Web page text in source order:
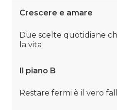
Crescere e amare
Due scelte quotidiane
la vita
Il piano B
Restare fermi è il vero